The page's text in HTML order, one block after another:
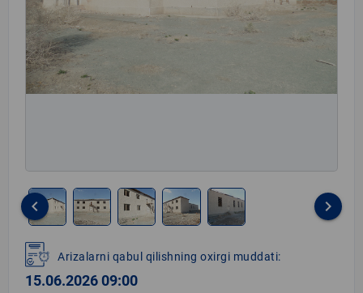
1
of
5
keyboard_arrow_left keyboard_arrow_right
Arizalarni qabul qilishning oxirgi muddati:
15.06.2026 09:00